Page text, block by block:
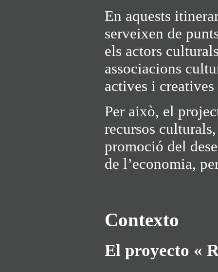
En aquests
serveixen de
els actors
associacions
actives i
Per això, el
recursos
promoció del
de l’economia,
Contexto
El proyecto «